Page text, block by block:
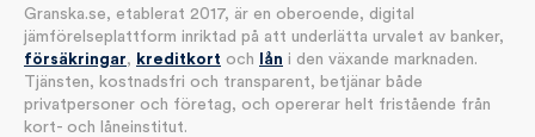
Granska.se, etablerat 2017, är en oberoende, digital
jämförelseplattform inriktad på att underlätta urvalet av banker,
försäkringar, kreditkort och lån i den växande marknaden.
Tjänsten, kostnadsfri och transparent, betjänar både
privatpersoner och företag, och opererar helt fristående från
kort- och låneinstitut.